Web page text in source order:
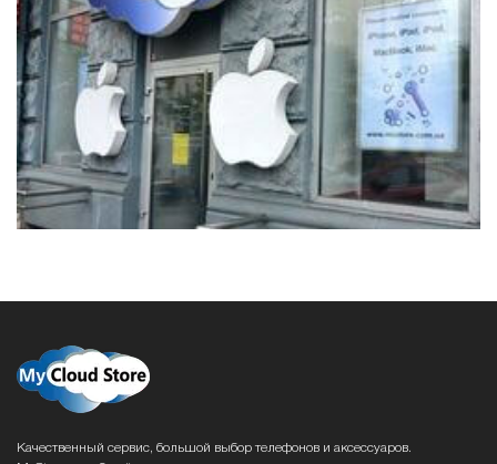
Качественный сервис, большой выбор телефонов и аксессуаров.